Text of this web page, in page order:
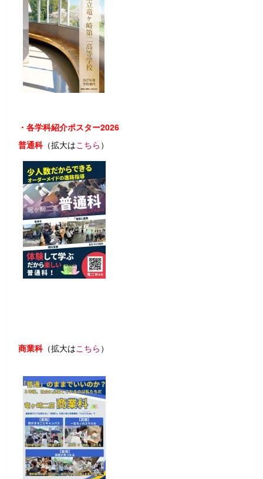
・各学科紹介ポスター2026
普通科（拡大はこちら ）
商業科（拡大はこちら ）